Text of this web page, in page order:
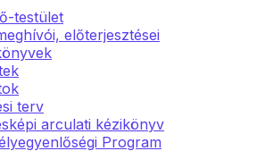
testület
előterjesztései
terv
arculati kézikönyv
Program